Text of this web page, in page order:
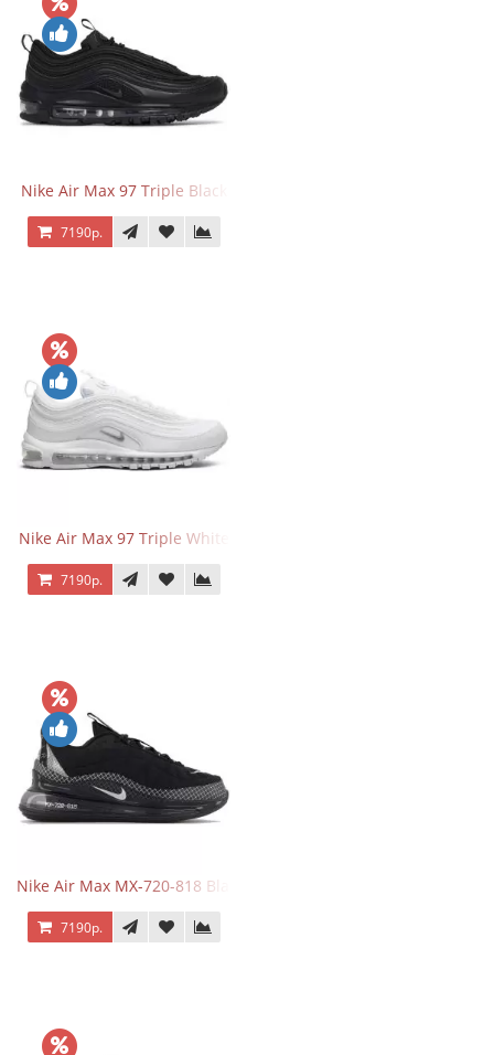
Nike Air Max 97 Triple Black
7190р.
Nike Air Max 97 Triple White
7190р.
Nike Air Max MX-720-818 Black
7190р.